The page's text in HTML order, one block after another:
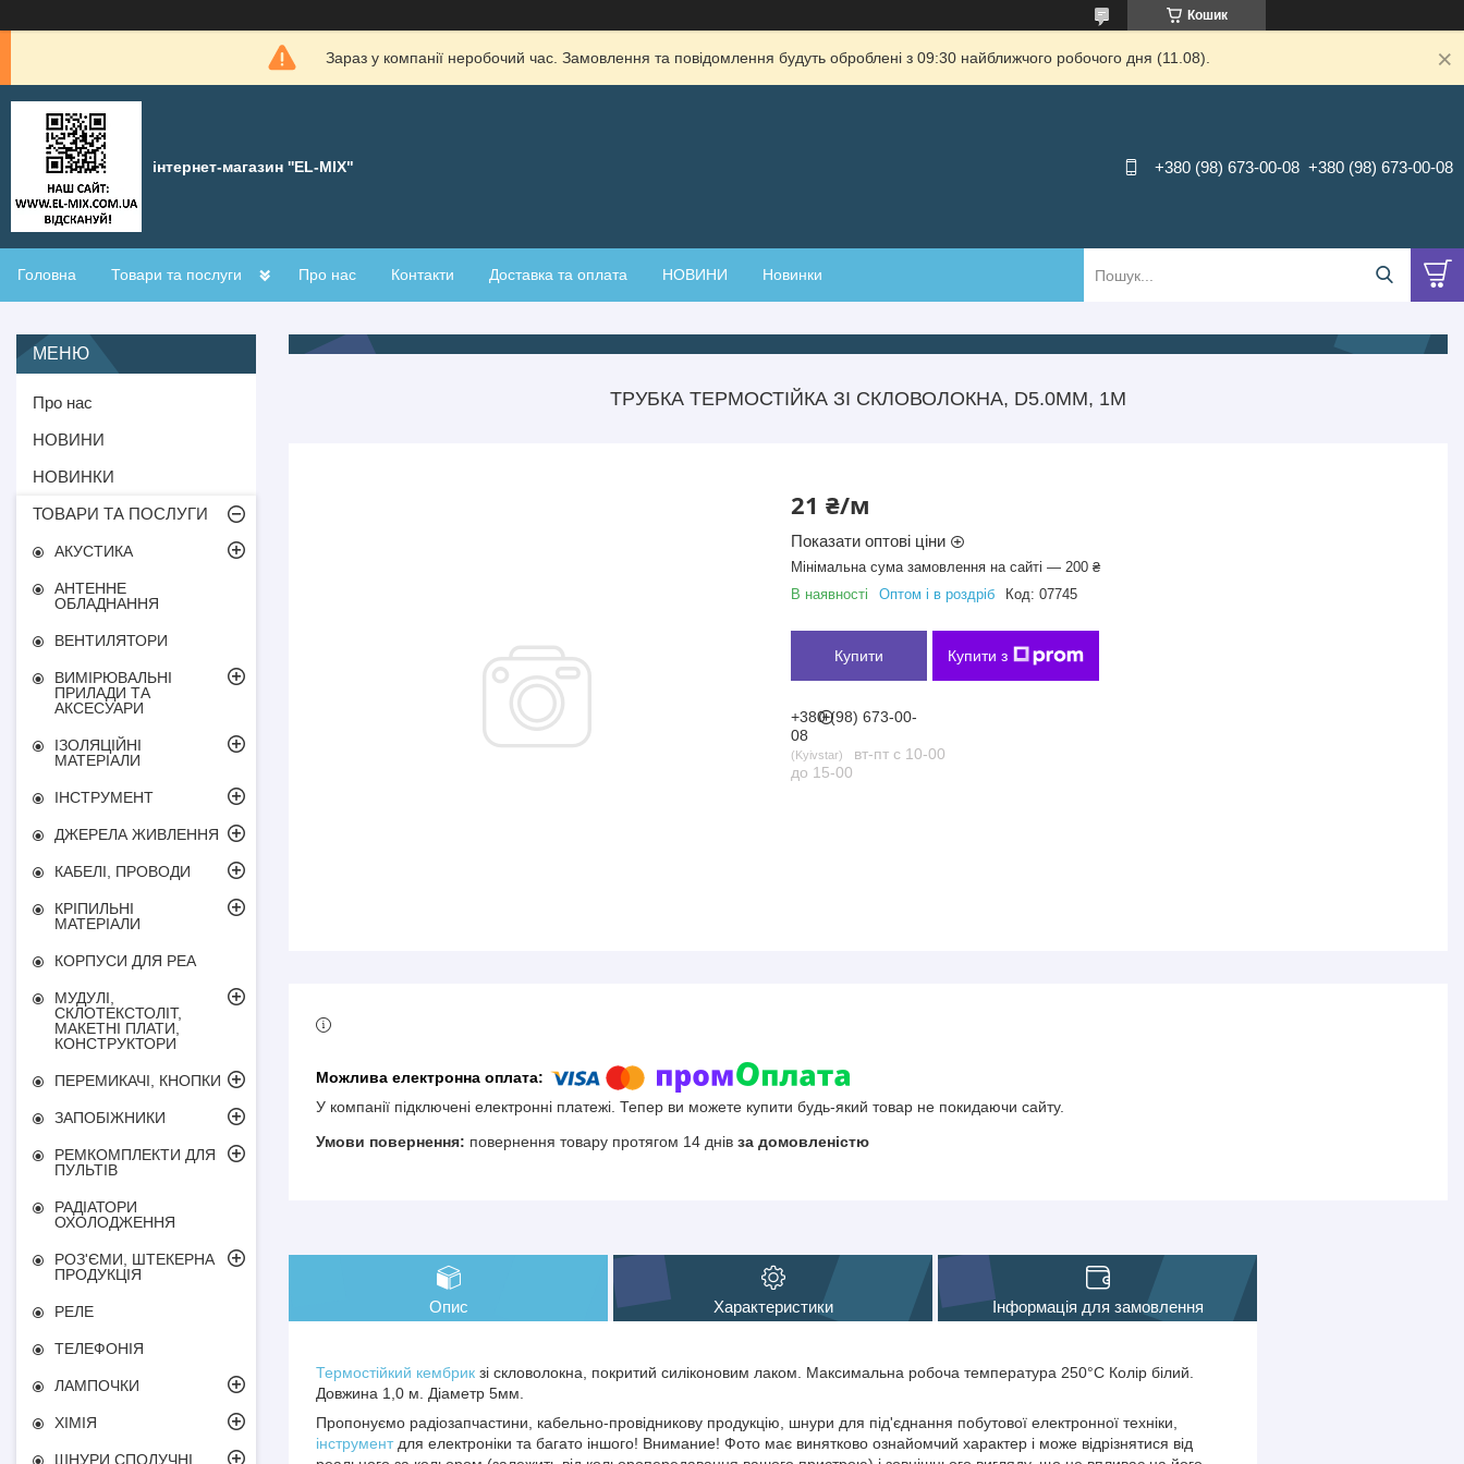
Кошик
Зараз у компанії неробочий час. Замовлення та повідомлення будуть оброблені з 09:30 найближчого робочого дня (11.08).
інтернет-магазин ''EL-MIX" +380 (98) 673-00-08 +380 (98) 673-00-08
Головна Товари та послуги Про нас Контакти Доставка та оплата НОВИНИ Новинки
ТРУБКА ТЕРМОСТІЙКА ЗІ СКЛОВОЛОКНА, D5.0ММ, 1М
21 ₴/м
Показати оптові ціни
Мінімальна сума замовлення на сайті — 200 ₴
В наявності
Оптом і в роздріб Код: 07745
Купити Купити з
+380 (98) 673-00-
08
Kyivstar
вт-пт с 10-00
до 15-00
У компанії підключені електронні платежі. Тепер ви можете купити будь-який товар не покидаючи сайту.
повернення товару протягом 14 днів за домовленістю
Опис Характеристики Інформація для замовлення
Термостійкий кембрик зі скловолокна, покритий силіконовим лаком. Максимальна робоча температура 250°С Колір білий.
Довжина 1,0 м. Діаметр 5мм.
Пропонуємо радіозапчастини, кабельно-провідникову продукцію, шнури для під'єднання побутової електронної техніки,
інструментдля електроніки та багато іншого! Внимание! Фото має винятково ознайомчий характер і може відрізнятися від
Про нас
НОВИНИ
НОВИНКИ
ТОВАРИ ТА ПОСЛУГИ
АКУСТИКА
АНТЕННЕ
ОБЛАДНАННЯ
ВЕНТИЛЯТОРИ
ВИМІРЮВАЛЬНІ
ПРИЛАДИ ТА
АКСЕСУАРИ
ІЗОЛЯЦІЙНІ
МАТЕРІАЛИ
ІНСТРУМЕНТ
ДЖЕРЕЛА ЖИВЛЕННЯ
КАБЕЛІ, ПРОВОДИ
КРІПИЛЬНІ
МАТЕРІАЛИ
КОРПУСИ ДЛЯ РЕА
МУДУЛІ,
СКЛОТЕКСТОЛІТ,
МАКЕТНІ ПЛАТИ,
КОНСТРУКТОРИ
ПЕРЕМИКАЧІ, КНОПКИ
ЗАПОБІЖНИКИ
РЕМКОМПЛЕКТИ ДЛЯ
ПУЛЬТІВ
РАДІАТОРИ
ОХОЛОДЖЕННЯ
РОЗ'ЄМИ, ШТЕКЕРНА
ПРОДУКЦІЯ
РЕЛЕ
ТЕЛЕФОНІЯ
ЛАМПОЧКИ
ХІМІЯ
ШНУРИ СПОЛУЧНІ